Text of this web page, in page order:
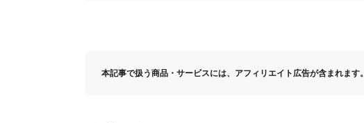
本記事で扱う商品・サービスには、アフィリエイト広告が含まれます。